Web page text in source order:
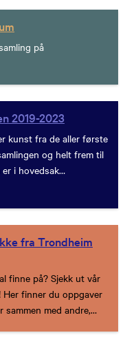
på
2019-2023
kunst fra de aller første
og helt frem til
i hovedsak
en tematisk
fra Trondheim
finne på? Sjekk ut vår
Her finner du oppgaver
sammen med andre,